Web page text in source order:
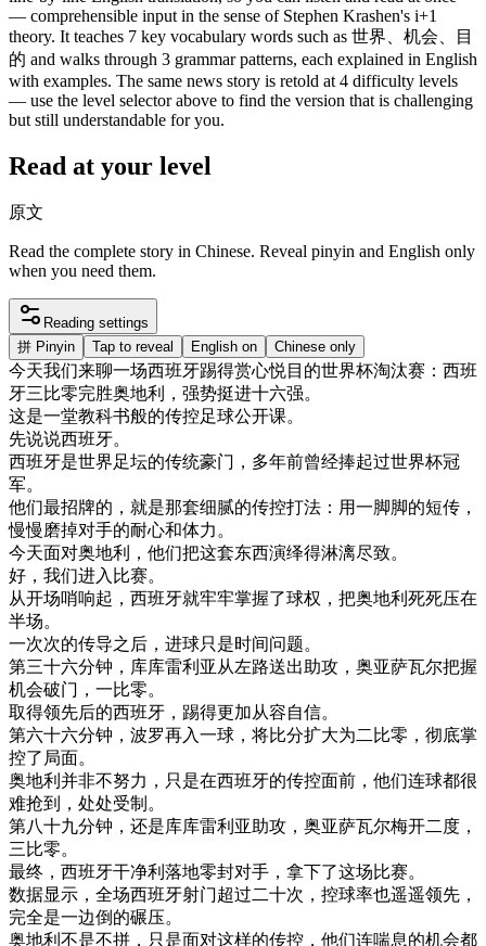
— comprehensible input in the sense of Stephen Krashen's i+1
theory. It teaches 7 key vocabulary words such as 世界、机会、目
的 and walks through 3 grammar patterns, each explained in English
with examples. The same news story is retold at 4 difficulty levels
— use the level selector above to find the version that is challenging
but still understandable for you.
Read at your level
原文
Read the complete story in Chinese. Reveal pinyin and English only
when you need them.
Reading settings
拼 Pinyin Tap to reveal English on Chinese only
今天我们来聊一场西班牙踢得赏心悦目 的世界杯淘汰赛 ： 西班
牙三比零完胜奥地利 ， 强势挺进十六强。
这是一堂教科书般的传控足球公开课。
先说说西班牙。
西班牙是世界足坛的传统豪门 ， 多年前曾经捧起过世界杯冠
军。
他们最招牌的 ， 就是那套细腻的传控打法 ： 用一脚脚的短传 ，
慢慢磨掉对手的耐心和体力。
今天面对奥地利 ， 他们把这套东西演绎得淋漓尽致。
好 ， 我们进入 比赛。
从开场哨响起 ， 西班牙就牢牢掌握了球权 ， 把奥地利 死死压在
半场。
一次次的传导之后 ， 进球只是时间问题。
第三十六分钟 ， 库库雷利亚从左路送出助攻 ， 奥亚萨瓦尔把握
机会破门 ， 一比零。
取得领先后的西班牙 ， 踢得更加从容自信。
第六十六分钟 ， 波罗再入一球 ， 将比分扩大为二比零 ， 彻底掌
控了 局面。
奥地利 并非不努力 ， 只是在西班牙的传控面前 ， 他们连球都很
难抢到 ， 处处受制 。
第八十九分钟 ， 还是库库雷利亚助攻 ， 奥亚萨瓦尔梅开二度 ，
三比零。
最终 ， 西班牙干净利 落地零封对手 ， 拿下了这场比赛。
数据显示 ， 全场西班牙射门超过二十次 ， 控球率也遥遥领先 ，
完全是一边倒 的碾压。
奥地利 不是不拼 ， 只是面对这样的传控 ， 他们连喘息的机会都